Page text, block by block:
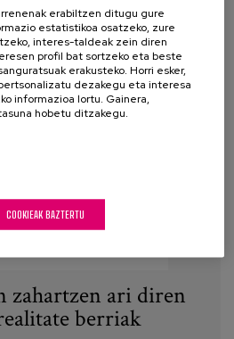
zahartzen ari diren
berriak
erabiltzen ditugu gure
estatistikoa osatzeko, zure
interes-taldeak zein diren
profil bat sortzeko eta beste
erakusteko. Horri esker,
dezakegu eta interesa
informazioa lortu. Gainera,
hobetu ditzakegu.
COOKIEAK BAZTERTU